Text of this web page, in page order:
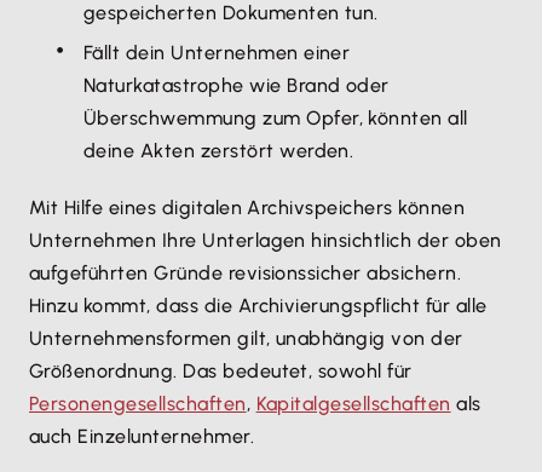
gespeicherten Dokumenten tun.
Fällt dein Unternehmen einer
Naturkatastrophe wie Brand oder
Überschwemmung zum Opfer, könnten all
deine Akten zerstört werden.
Mit Hilfe eines digitalen Archivspeichers können
Unternehmen Ihre Unterlagen hinsichtlich der oben
aufgeführten Gründe revisionssicher absichern.
Hinzu kommt, dass die Archivierungspflicht für alle
Unternehmensformen gilt, unabhängig von der
Größenordnung. Das bedeutet, sowohl für
Personengesellschaften, Kapitalgesellschaften als
auch Einzelunternehmer.